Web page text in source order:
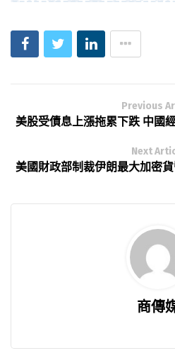
Previous
美股受債息上漲拖累下跌 中國
Next
美國財政部制裁伊朗最大加密
商傳